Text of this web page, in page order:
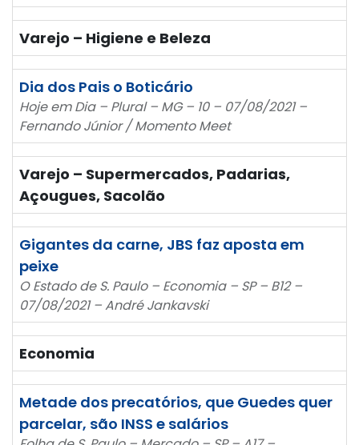
Varejo – Higiene e Beleza
Dia dos Pais o Boticário
Hoje em Dia – Plural – MG – 10 – 07/08/2021 –
Fernando Júnior / Momento Meet
Varejo – Supermercados, Padarias,
Açougues, Sacolão
Gigantes da carne, JBS faz aposta em
peixe
O Estado de S. Paulo – Economia – SP – B12 –
07/08/2021 – André Jankavski
Economia
Metade dos precatórios, que Guedes quer
parcelar, são INSS e salários